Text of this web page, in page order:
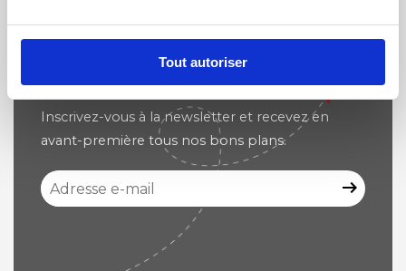
Tout autoriser
NEWSLETTER
Inscrivez-vous à la newsletter et recevez en
avant-première tous nos bons plans.
arrow_right_alt